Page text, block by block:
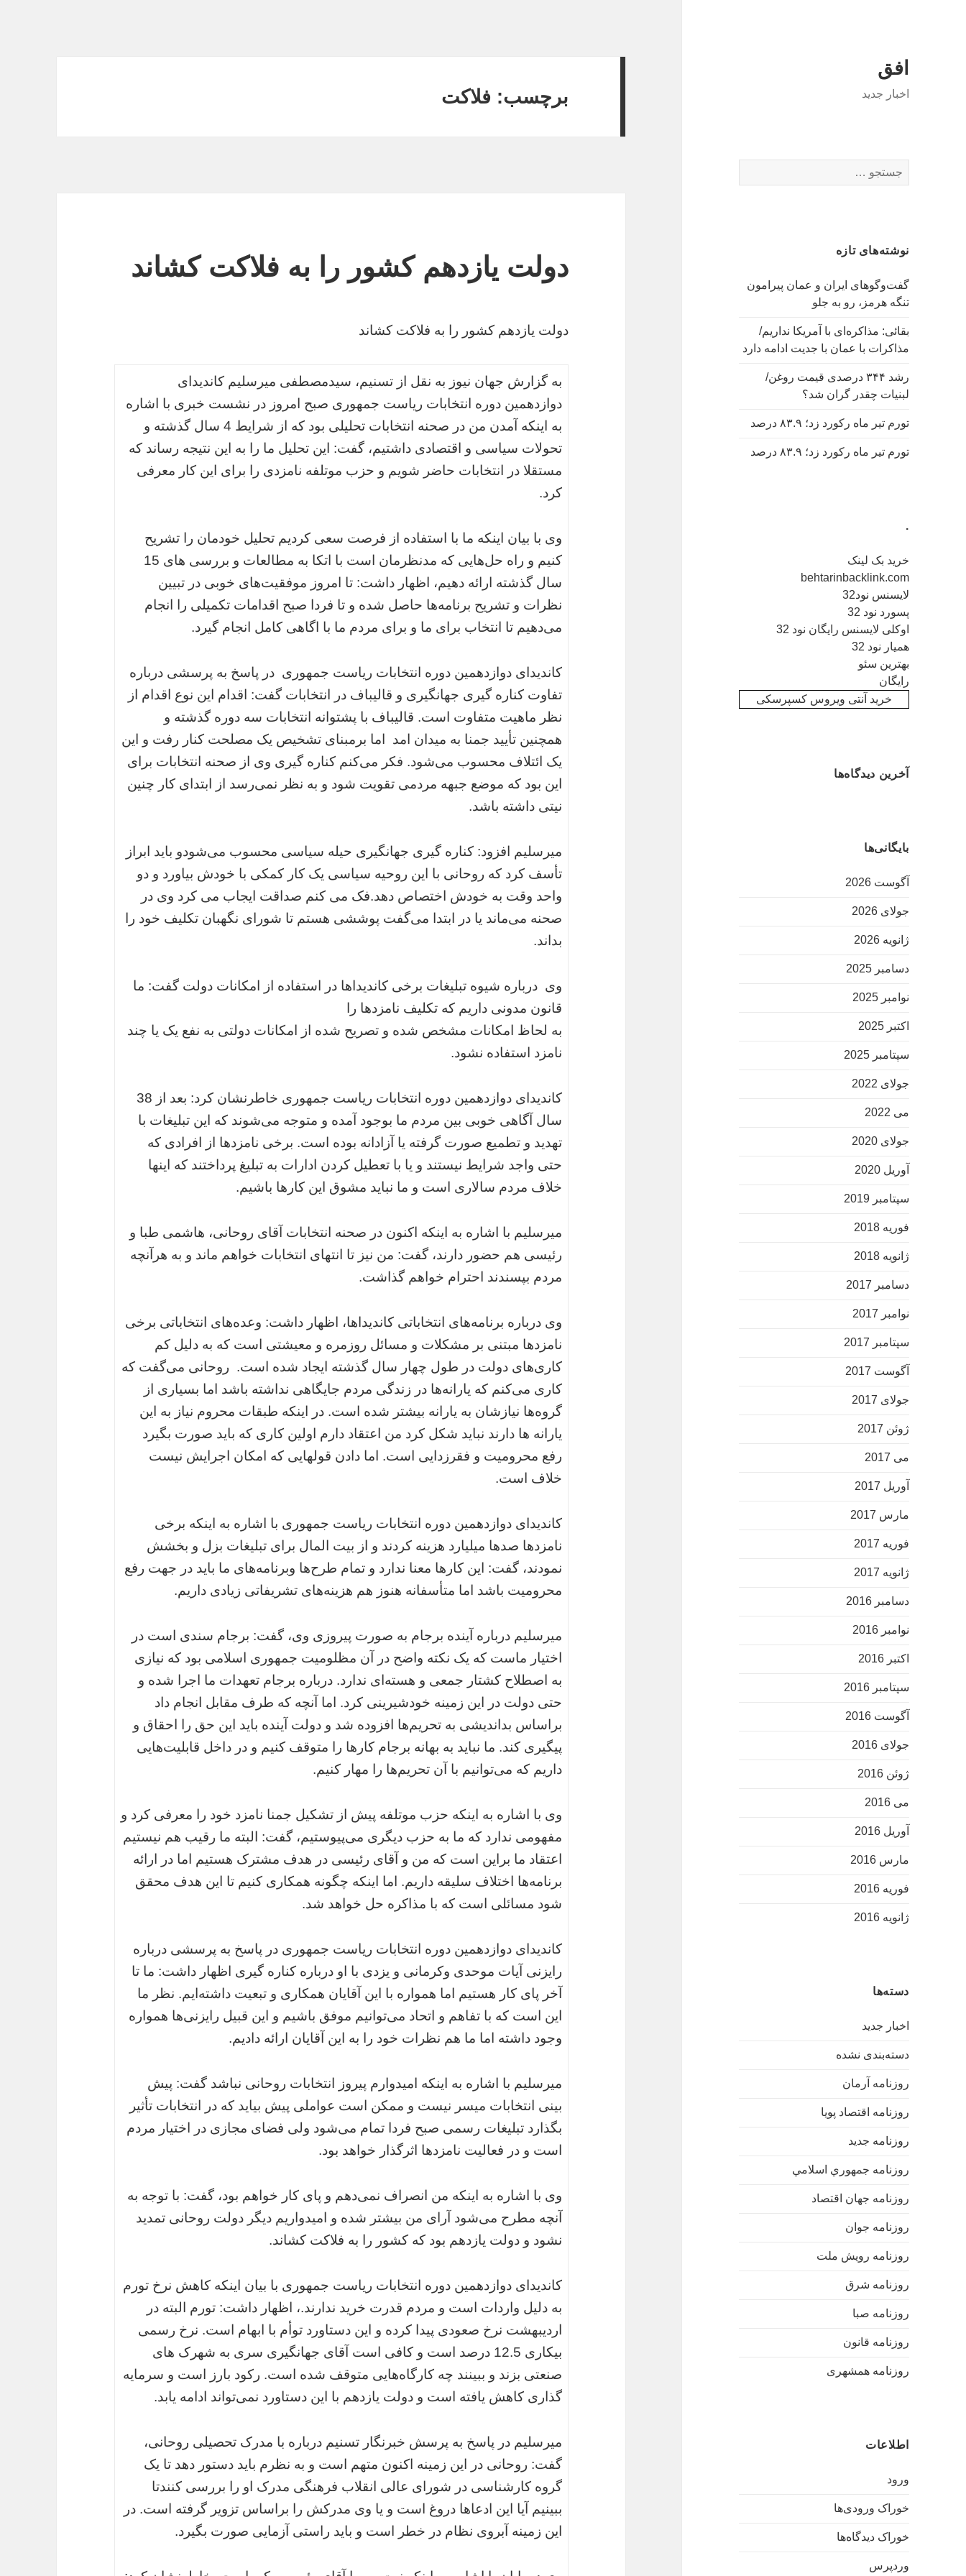
افق
اخبار جدید
برای:
نوشته‌های تازه
گفت‌وگوهای ایران و عمان پیرامون
تنگه هرمز، رو به جلو
بقائی: مذاکره‌ای با آمریکا نداریم/
مذاکرات با عمان با جدیت ادامه دارد
رشد ۳۴۴ درصدی قیمت روغن/
لبنیات چقدر گران شد؟
تورم تیر ماه رکورد زد؛ ۸۳.۹ درصد
تورم تیر ماه رکورد زد؛ ۸۳.۹ درصد
.
خرید بک لینک
behtarinbacklink.com
لایسنس نود32
پسورد نود 32
اوکلی لایسنس رایگان نود 32
همیار نود 32
بهترین سئو
رایگان
خرید آنتی ویروس کسپرسکی
آخرین دیدگاه‌ها
بایگانی‌ها
آگوست 2026
جولای 2026
ژانویه 2026
دسامبر 2025
نوامبر 2025
اکتبر 2025
سپتامبر 2025
جولای 2022
می 2022
جولای 2020
آوریل 2020
سپتامبر 2019
فوریه 2018
ژانویه 2018
دسامبر 2017
نوامبر 2017
سپتامبر 2017
آگوست 2017
جولای 2017
ژوئن 2017
می 2017
آوریل 2017
مارس 2017
فوریه 2017
ژانویه 2017
دسامبر 2016
نوامبر 2016
اکتبر 2016
سپتامبر 2016
آگوست 2016
جولای 2016
ژوئن 2016
می 2016
آوریل 2016
مارس 2016
فوریه 2016
ژانویه 2016
دسته‌ها
اخبار جدید
دسته‌بندی نشده
روزنامه آرمان
روزنامه اقتصاد پویا
روزنامه جدید
روزنامه جمهوري اسلامي
روزنامه جهان اقتصاد
روزنامه جوان
روزنامه رویش ملت
روزنامه شرق
روزنامه صبا
روزنامه قانون
روزنامه همشهری
اطلاعات
ورود
خوراک ورودی‌ها
خوراک دیدگاه‌ها
وردپرس
برچسب: فلاکت
دولت یازدهم کشور را به فلاکت کشاند
دولت یازدهم کشور را به فلاکت کشاند
به گزارش جهان نیوز به نقل از تسنیم، سیدمصطفی میرسلیم کاندیدای
دوازدهمین دوره انتخابات ریاست جمهوری صبح امروز در نشست خبری با اشاره
به اینکه آمدن من در صحنه انتخابات تحلیلی بود که از شرایط 4 سال گذشته و
تحولات سیاسی و اقتصادی داشتیم، گفت: این تحلیل ما را به این نتیجه رساند که
مستقلا در انتخابات حاضر شویم و حزب موتلفه نامزدی را برای این کار معرفی
کرد.
وی با بیان اینکه ما با استفاده از فرصت سعی کردیم تحلیل خودمان را تشریح
کنیم و راه حل‌هایی که مدنظرمان است با اتکا به مطالعات و بررسی های 15
سال گذشته ارائه دهیم، اظهار داشت: تا امروز موفقیت‌های خوبی در تبیین
نظرات و تشریح برنامه‌ها حاصل شده و تا فردا صبح اقدامات تکمیلی را انجام
می‌دهیم تا انتخاب برای ما و برای مردم ما با اگاهی کامل انجام گیرد.
کاندیدای دوازدهمین دوره انتخابات ریاست جمهوری در پاسخ به پرسشی درباره
تفاوت کناره گیری جهانگیری و قالیباف در انتخابات گفت: اقدام این نوع اقدام از
نظر ماهیت متفاوت است. قالیباف با پشتوانه انتخابات سه دوره گذشته و
همچنین تأیید جمنا به میدان امد اما برمبنای تشخیص یک مصلحت کنار رفت و این
یک ائتلاف محسوب می‌شود. فکر می‌کنم کناره گیری وی از صحنه انتخابات برای
این بود که موضع جبهه مردمی تقویت شود و به نظر نمی‌رسد از ابتدای کار چنین
نیتی داشته باشد.
میرسلیم افزود: کناره گیری جهانگیری حیله سیاسی محسوب می‌شودو باید ابراز
تأسف کرد که روحانی با این روحیه سیاسی یک کار کمکی با خودش بیاورد و دو
واحد وقت به خودش اختصاص دهد.فک می کنم صداقت ایجاب می کرد وی در
صحنه می‌ماند یا در ابتدا می‌گفت پوششی هستم تا شورای نگهبان تکلیف خود را
بداند.
وی درباره شیوه تبلیغات برخی کاندیداها در استفاده از امکانات دولت گفت: ما
قانون مدونی داریم که تکلیف نامزدها را
به لحاظ امکانات مشخص شده و تصریح شده از امکانات دولتی به نفع یک یا چند
نامزد استفاده نشود.
کاندیدای دوازدهمین دوره انتخابات ریاست جمهوری خاطرنشان کرد: بعد از 38
سال آگاهی خوبی بین مردم ما بوجود آمده و متوجه می‌شوند که این تبلیغات با
تهدید و تطمیع صورت گرفته یا آزادانه بوده است. برخی نامزدها از افرادی که
حتی واجد شرایط نیستند و یا با تعطیل کردن ادارات به تبلیغ پرداختند که اینها
خلاف مردم سالاری است و ما نباید مشوق این کارها باشیم.
میرسلیم با اشاره به اینکه اکنون در صحنه انتخابات آقای روحانی، هاشمی طبا و
رئیسی هم حضور دارند، گفت: من نیز تا انتهای انتخابات خواهم ماند و به هرآنچه
مردم بپسندند احترام خواهم گذاشت.
وی درباره برنامه‌های انتخاباتی کاندیداها، اظهار داشت: وعده‌های انتخاباتی برخی
نامزدها مبتنی بر مشکلات و مسائل روزمره و معیشتی است که به دلیل کم
کاری‌های دولت در طول چهار سال گذشته ایجاد شده است. روحانی می‌گفت که
کاری می‌کنم که یارانه‌ها در زندگی مردم جایگاهی نداشته باشد اما بسیاری از
گروه‌ها نیازشان به یارانه بیشتر شده است. در اینکه طبقات محروم نیاز به این
یارانه ها دارند نباید شکل کرد من اعتقاد دارم اولین کاری که باید صورت بگیرد
رفع محرومیت و فقرزدایی است. اما دادن قولهایی که امکان اجرایش نیست
خلاف است.
کاندیدای دوازدهمین دوره انتخابات ریاست جمهوری با اشاره به اینکه برخی
نامزدها صدها میلیارد هزینه کردند و از بیت المال برای تبلیغات بزل و بخشش
نمودند، گفت: این کارها معنا ندارد و تمام طرح‌ها وبرنامه‌های ما باید در جهت رفع
محرومیت باشد اما متأسفانه هنوز هم هزینه‌های تشریفاتی زیادی داریم.
میرسلیم درباره آینده برجام به صورت پیروزی وی، گفت: برجام سندی است در
اختیار ماست که یک نکته واضح در آن مظلومیت جمهوری اسلامی بود که نیازی
به اصطلاح کشتار جمعی و هسته‌ای ندارد. درباره برجام تعهدات ما اجرا شده و
حتی دولت در این زمینه خودشیرینی کرد. اما آنچه که طرف مقابل انجام داد
براساس بداندیشی به تحریم‌ها افزوده شد و دولت آینده باید این حق را احقاق و
پیگیری کند. ما نباید به بهانه برجام کارها را متوقف کنیم و در داخل قابلیت‌هایی
داریم که می‌توانیم با آن تحریم‌ها را مهار کنیم.
وی با اشاره به اینکه حزب موتلفه پیش از تشکیل جمنا نامزد خود را معرفی کرد و
مفهومی ندارد که ما به حزب دیگری می‌پیوستیم، گفت: البته ما رقیب هم نیستیم
اعتقاد ما براین است که من و آقای رئیسی در هدف مشترک هستیم اما در ارائه
برنامه‌ها اختلاف سلیقه داریم. اما اینکه چگونه همکاری کنیم تا این هدف محقق
شود مسائلی است که با مذاکره حل خواهد شد.
کاندیدای دوازدهمین دوره انتخابات ریاست جمهوری در پاسخ به پرسشی درباره
رایزنی آیات موحدی وکرمانی و یزدی با او درباره کناره گیری اظهار داشت: ما تا
آخر پای کار هستیم اما همواره با این آقایان همکاری و تبعیت داشته‌ایم. نظر ما
این است که با تفاهم و اتحاد می‌توانیم موفق باشیم و این قبیل رایزنی‌ها همواره
وجود داشته اما ما هم نظرات خود را به این آقایان ارائه دادیم.
میرسلیم با اشاره به اینکه امیدوارم پیروز انتخابات روحانی نباشد گفت: پیش
بینی انتخابات میسر نیست و ممکن است عواملی پیش بیاید که در انتخابات تأثیر
بگذارد تبلیغات رسمی صبح فردا تمام می‌شود ولی فضای مجازی در اختیار مردم
است و در فعالیت نامزدها اثرگذار خواهد بود.
وی با اشاره به اینکه من انصراف نمی‌دهم و پای کار خواهم بود، گفت: با توجه به
آنچه مطرح می‌شود آرای من بیشتر شده و امیدواریم دیگر دولت روحانی تمدید
نشود و دولت یازدهم بود که کشور را به فلاکت کشاند.
کاندیدای دوازدهمین دوره انتخابات ریاست جمهوری با بیان اینکه کاهش نرخ تورم
به دلیل واردات است و مردم قدرت خرید ندارند.، اظهار داشت: تورم البته در
اردیبهشت نرخ صعودی پیدا کرده و این دستاورد توأم با ابهام است. نرخ رسمی
بیکاری 12.5 درصد است و کافی است آقای جهانگیری سری به شهرک های
صنعتی بزند و ببینند چه کارگاه‌هایی متوقف شده است. رکود بارز است و سرمایه
گذاری کاهش یافته است و دولت یازدهم با این دستاورد نمی‌تواند ادامه یابد.
میرسلیم در پاسخ به پرسش خبرنگار تسنیم درباره با مدرک تحصیلی روحانی،
گفت: روحانی در این زمینه اکنون متهم است و به نظرم باید دستور دهد تا یک
گروه کارشناسی در شورای عالی انقلاب فرهنگی مدرک او را بررسی کنندتا
ببینیم آیا این ادعاها دروغ است و یا وی مدرکش را براساس تزویر گرفته است. در
این زمینه آبروی نظام در خطر است و باید راستی آزمایی صورت بگیرد.